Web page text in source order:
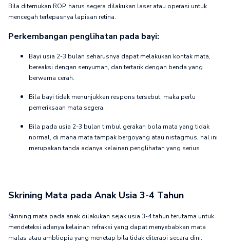
Bila ditemukan ROP, harus segera dilakukan laser atau operasi untuk
mencegah terlepasnya lapisan retina.
Perkembangan penglihatan pada bayi:
Bayi usia 2-3 bulan seharusnya dapat melakukan kontak mata,
bereaksi dengan senyuman, dan tertarik dengan benda yang
berwarna cerah.
Bila bayi tidak menunjukkan respons tersebut, maka perlu
pemeriksaan mata segera.
Bila pada usia 2-3 bulan timbul gerakan bola mata yang tidak
normal, di mana mata tampak bergoyang atau nistagmus, hal ini
merupakan tanda adanya kelainan penglihatan yang serius
Skrining Mata pada Anak Usia 3-4 Tahun
Skrining mata pada anak dilakukan sejak usia 3-4 tahun terutama untuk
mendeteksi adanya kelainan refraksi yang dapat menyebabkan mata
malas atau ambliopia yang menetap bila tidak diterapi secara dini.